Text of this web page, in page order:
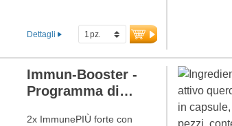
Dettagli
Immun-Booster -
Programma di
2x ImmunePIÙ forte con